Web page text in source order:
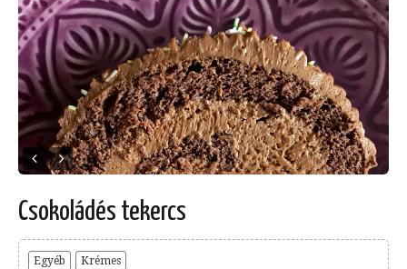
Csokoládés tekercs
Egyéb Krémes